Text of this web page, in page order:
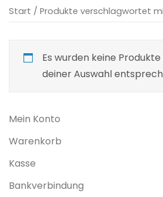
Start / Produkte verschlagwortet
Es wurden keine
deiner Auswahl
Mein Konto
Warenkorb
Kasse
Bankverbindung